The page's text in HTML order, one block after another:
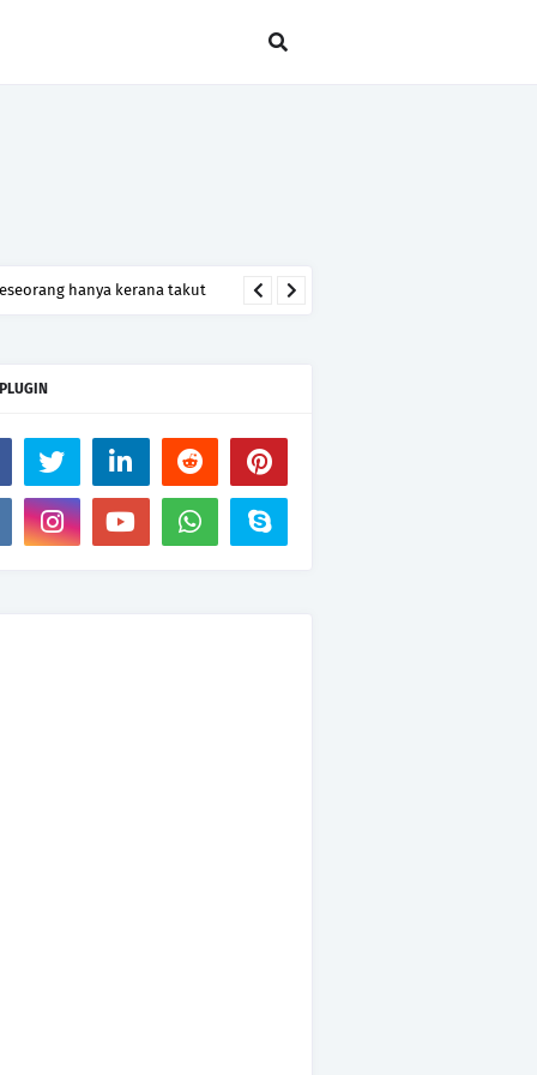
hanya kerana takut